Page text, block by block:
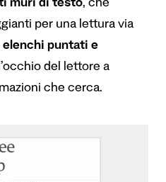
muri di testo, che
per una lettura via
puntati e
del lettore a
che cerca.